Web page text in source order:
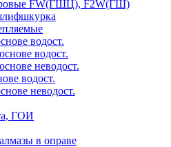
FW(ГШЦ), F2W(ГШ)
водост.
водост.
неводост.
водост.
неводост.
ГОИ
в оправе